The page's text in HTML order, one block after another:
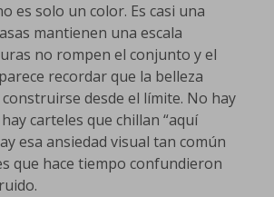
es solo un color. Es casi una
mantienen una escala
no rompen el conjunto y el
recordar que la belleza
desde el límite. No hay
carteles que chillan “aquí
esa ansiedad visual tan común
que hace tiempo confundieron